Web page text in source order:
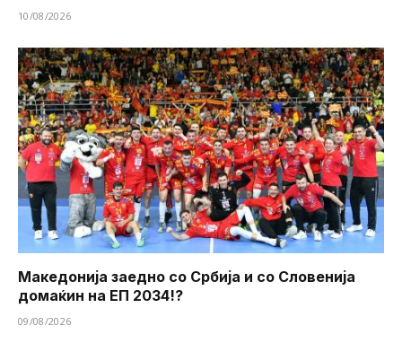
10/08/2026
Македонија заедно со Србија и со Словенија
домаќин на ЕП 2034!?
09/08/2026